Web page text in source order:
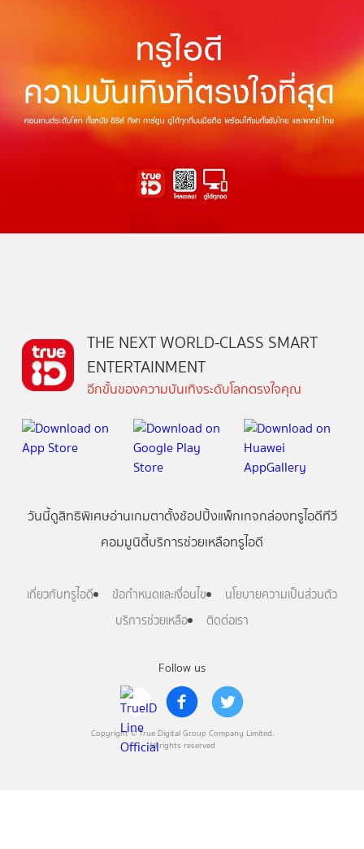
Follow us
Copyright © True Digital Group Company Limited.
All rights reserved
THE NEXT WORLD-CLASS SMART
ENTERTAINMENT
อีกขั้นของความบันเทิงระดับโลกตรงใจคุณ
วันนี้ดูสิทธิพิเศษอ่านเกมตาตั้งช้อปปิ้งแพ็กเกจกล่องทรูไอดีทีวี
คอมมูนิตี้บริการช่วยเหลือทรูไอดี
เกี่ยวกับทรูไอดี ข้อกำหนดและเงื่อนไข
นโยบายความเป็นส่วนตัว
บริการช่วยเหลือ
ติดต่อเรา